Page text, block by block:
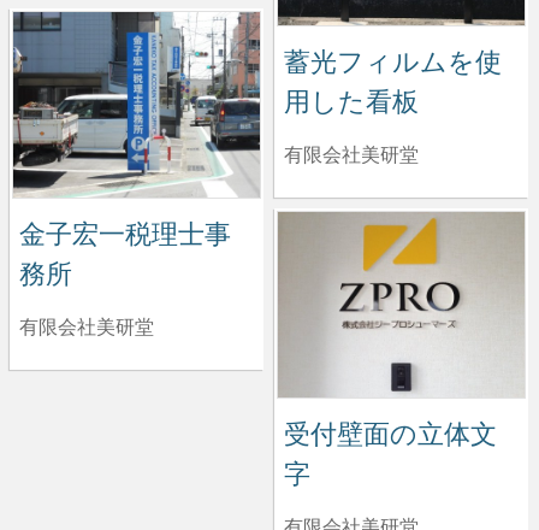
蓄光フィルムを使
用した看板
有限会社美研堂
金子宏一税理士事
務所
有限会社美研堂
受付壁面の立体文
字